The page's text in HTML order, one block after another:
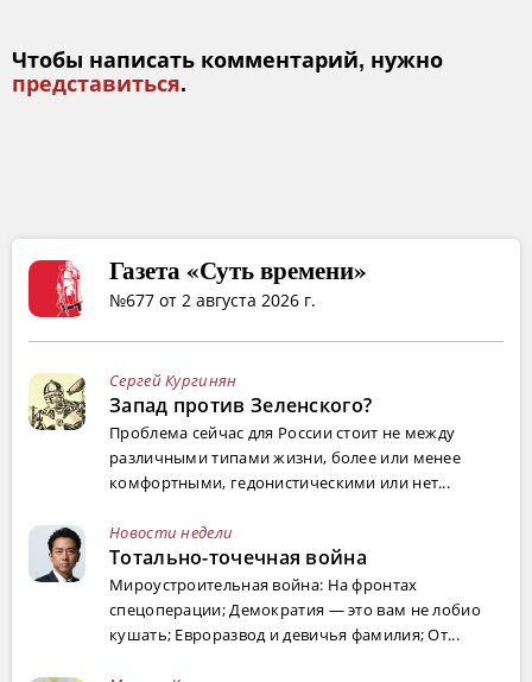
Чтобы написать комментарий, нужно
представиться.
Газета «Суть времени»
№677 от 2 августа 2026 г.
Сергей Кургинян
Запад против Зеленского?
Проблема сейчас для России стоит не между
различными типами жизни, более или менее
комфортными, гедонистическими или нет...
Новости недели
Тотально-точечная война
Мироустроительная война: На фронтах
спецоперации; Демократия — это вам не лобио
кушать; Евроразвод и девичья фамилия; От...